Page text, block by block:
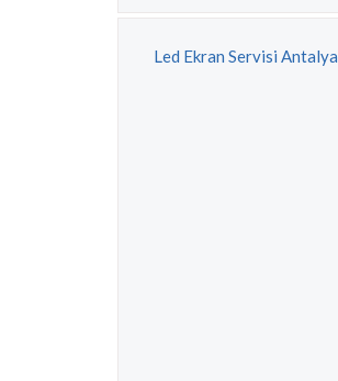
Led Ekran Servisi Antalya